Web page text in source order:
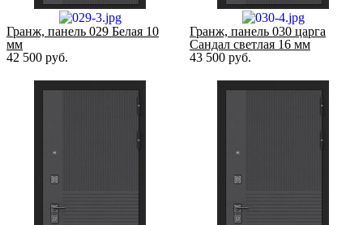
Гранж, панель 029 Белая 10
мм
42 500 руб.
Гранж, панель 030 царга
Сандал светлая 16 мм
43 500 руб.